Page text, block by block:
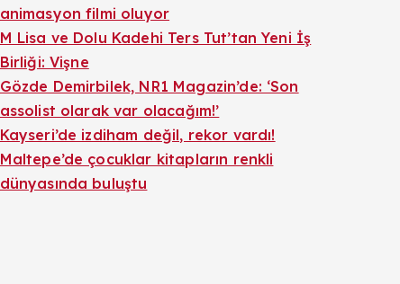
animasyon filmi oluyor
M Lisa ve Dolu Kadehi Ters Tut’tan Yeni İş
Birliği: Vişne
Gözde Demirbilek, NR1 Magazin’de: ‘Son
assolist olarak var olacağım!’
Kayseri’de izdiham değil, rekor vardı!
Maltepe’de çocuklar kitapların renkli
dünyasında buluştu